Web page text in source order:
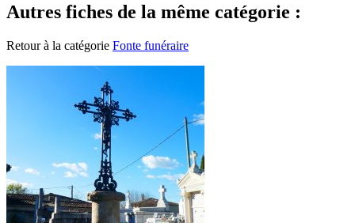
Autres fiches de la même catégorie :
Retour à la catégorie Fonte funéraire